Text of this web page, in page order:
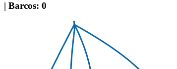
| Barcos: 0